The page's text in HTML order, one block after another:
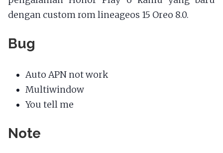
dengan custom rom lineageos 15 Oreo 8.0.
Bug
Auto APN not work
Multiwindow
You tell me
Note